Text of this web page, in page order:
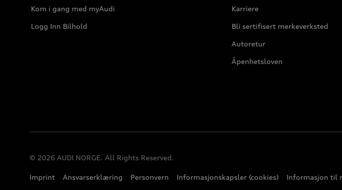
Kom i gang med myAudi
Logg Inn Bilhold
Karriere
Bli sertifisert merkeverksted
Autoretur
Åpenhetsloven
© 2026 AUDI NORGE. All Rights Reserved.
Imprint Ansvarserklæring Personvern Informasjonskapsler (cookies) Informasjon til